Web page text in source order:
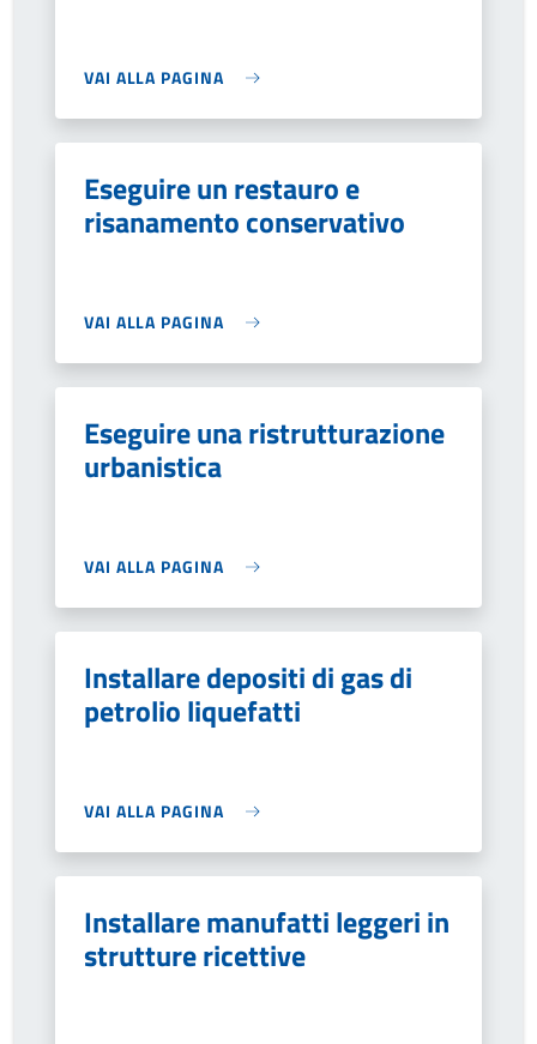
VAI ALLA PAGINA
Eseguire un restauro e
risanamento conservativo
VAI ALLA PAGINA
Eseguire una ristrutturazione
urbanistica
VAI ALLA PAGINA
Installare depositi di gas di
petrolio liquefatti
VAI ALLA PAGINA
Installare manufatti leggeri in
strutture ricettive